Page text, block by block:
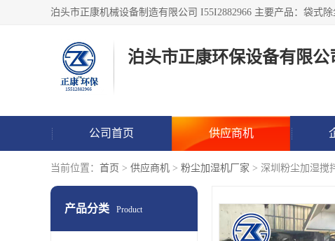
泊头市正康环保设备有限公
公司首页 供应商机
当前位置： 首页 > 供应商机 > 粉尘加湿机厂家 > 深圳粉尘加湿搅
产品分类 Product